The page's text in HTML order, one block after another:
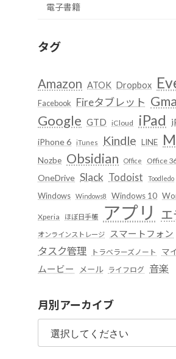
電子書籍
タグ
Amazon ATOK Dropbox
Facebook Fireタブレット
Google GTD iCloud iPad
iPhone 6 iTunes Kindle LINE
Nozbe Obsidian Office Office
OneDrive Slack Todoist Toodledo
Windows Windows8 Windows 10
Xperia ほぼ日手帳 アプリ エ
オンラインストレージ スマートフォン
タスク管理 トラベラーズノート マ
ムービー メール ライフログ 音楽
月別アーカイブ